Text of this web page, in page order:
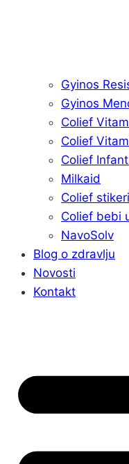
Gyinos
Gyinos
Colief
Colief
Colief
Milkaid
Colief
Colief bebi
NavoSolv
Blog o zdravlju
Novosti
Kontakt